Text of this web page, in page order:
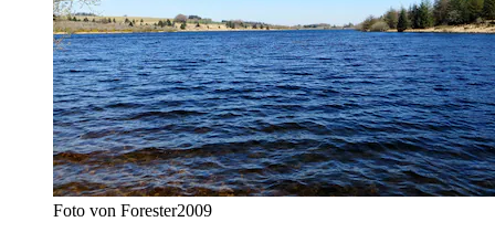
Foto von Forester2009